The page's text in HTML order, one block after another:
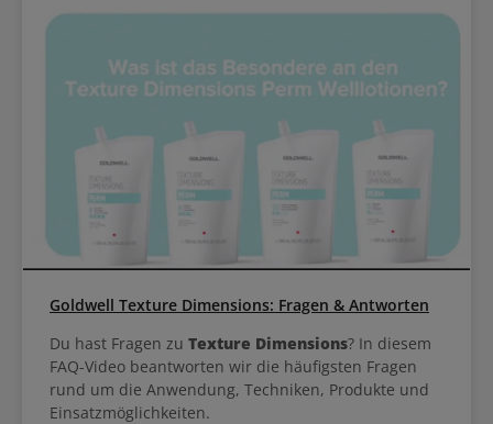
Goldwell Texture Dimensions: Fragen & Antworten
Du hast Fragen zu Texture Dimensions? In diesem
FAQ-Video beantworten wir die häufigsten Fragen
rund um die Anwendung, Techniken, Produkte und
Einsatzmöglichkeiten.